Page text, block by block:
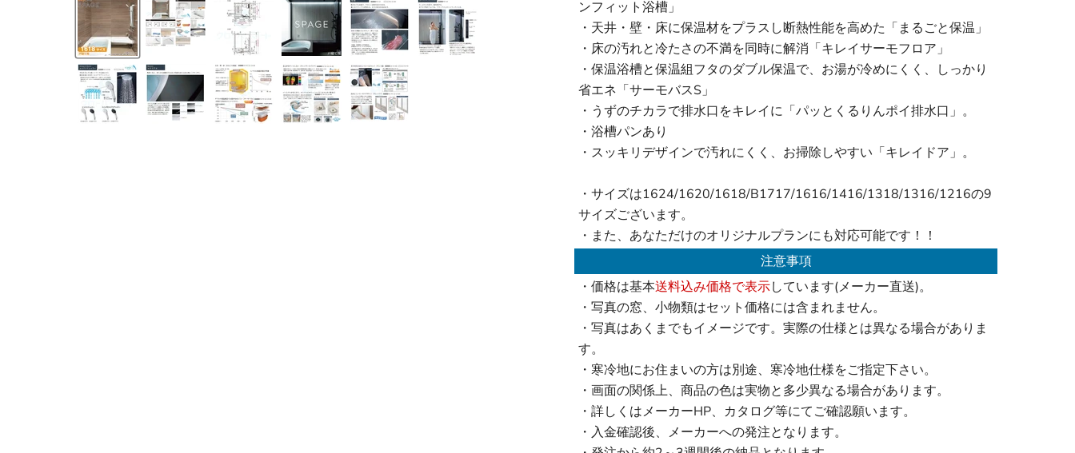
ンフィット浴槽」
・天井・壁・床に保温材をプラスし断熱性能を高めた「まるごと保温」
・床の汚れと冷たさの不満を同時に解消「キレイサーモフロア」
・保温浴槽と保温組フタのダブル保温で、お湯が冷めにくく、しっかり
省エネ「サーモバスS」
・うずのチカラで排水口をキレイに「パッとくるりんポイ排水口」。
・浴槽パンあり
・スッキリデザインで汚れにくく、お掃除しやすい「キレイドア」。
・サイズは1624/1620/1618/B1717/1616/1416/1318/1316/1216の9
サイズございます。
・また、あなただけのオリジナルプランにも対応可能です！！
注意事項
・価格は基本送料込み価格で表示しています(メーカー直送)。
・写真の窓、小物類はセット価格には含まれません。
・写真はあくまでもイメージです。実際の仕様とは異なる場合がありま
す。
・寒冷地にお住まいの方は別途、寒冷地仕様をご指定下さい。
・画面の関係上、商品の色は実物と多少異なる場合があります。
・詳しくはメーカーHP、カタログ等にてご確認願います。
・入金確認後、メーカーへの発注となります。